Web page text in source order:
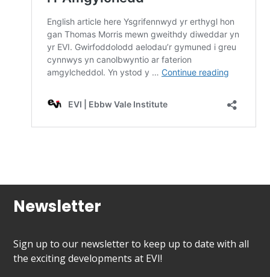
Newsletter
Sign up to our newsletter to keep up to date with all
the exciting developments at EVI!